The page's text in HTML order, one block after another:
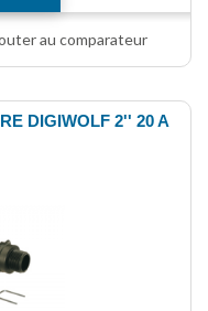
au comparateur
DIGIWOLF 2'' 20 A